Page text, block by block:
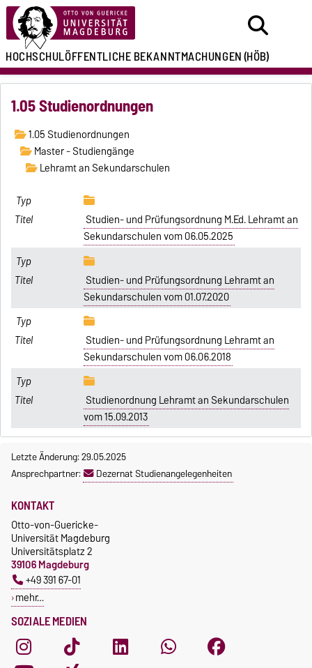
HOCHSCHULÖFFENTLICHEBEKANNTMACHUNGEN(HÖB)
1.05 Studienordnungen
1.05 Studienordnungen
Master - Studiengänge
Lehramt an Sekundarschulen
Studien- und Prüfungsordnung M.Ed. Lehramt an
Sekundarschulen vom 06.05.2025
Studien- und Prüfungsordnung Lehramt an
Sekundarschulen vom 01.07.2020
Studien- und Prüfungsordnung Lehramt an
Sekundarschulen vom 06.06.2018
Studienordnung Lehramt an Sekundarschulen
vom 15.09.2013
Letzte Änderung: 29.05.2025
Ansprechpartner:
Dezernat Studienangelegenheiten
SOZIALE MEDIEN
KONTAKT
Otto-von-Guericke-
Universität Magdeburg
Universitätsplatz 2
39106 Magdeburg
+49 391 67-01
mehr…